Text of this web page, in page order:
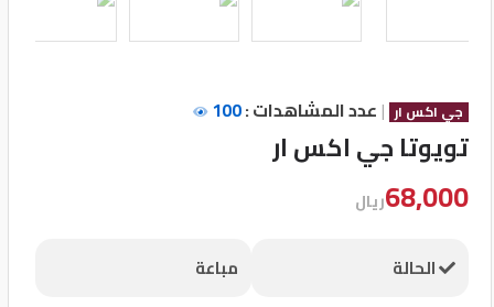
تسجيل
English
مستثمري
جي اكس ار | عدد المشاهدات :100
تويوتا جي اكس ار
68,000ريال
الحالة
مباعة